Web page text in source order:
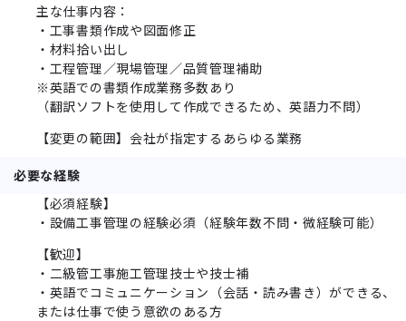
主な仕事内容：
・工事書類作成や図面修正
・材料拾い出し
・工程管理／現場管理／品質管理補助
※英語での書類作成業務多数あり
（翻訳ソフトを使用して作成できるため、英語力不問）
【変更の範囲】会社が指定するあらゆる業務
必要な経験
【必須経験】
・設備工事管理の経験必須（経験年数不問・微経験可能）
【歓迎】
・二級管工事施工管理技士や技士補
・英語でコミュニケーション（会話・読み書き）ができる、
または仕事で使う意欲のある方